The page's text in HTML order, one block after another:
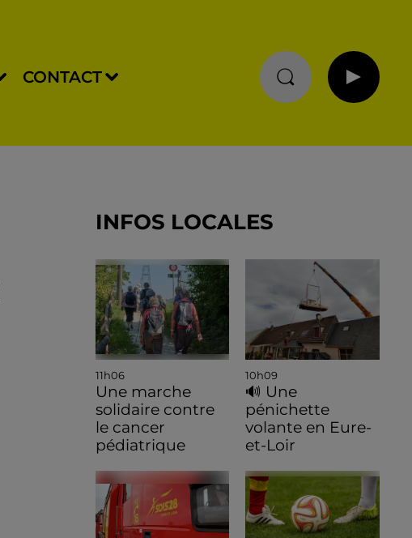
CONTACT
INFOS LOCALES
11h06
Une marche
solidaire contre
le cancer
pédiatrique
10h09
🔊 Une
pénichette
volante en Eure-
et-Loir